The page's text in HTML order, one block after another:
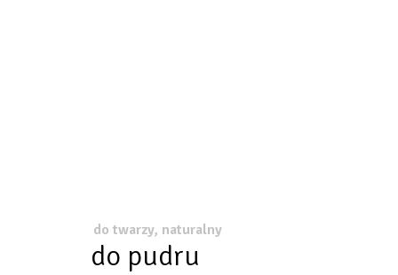
do twarzy, naturalny
do pudru